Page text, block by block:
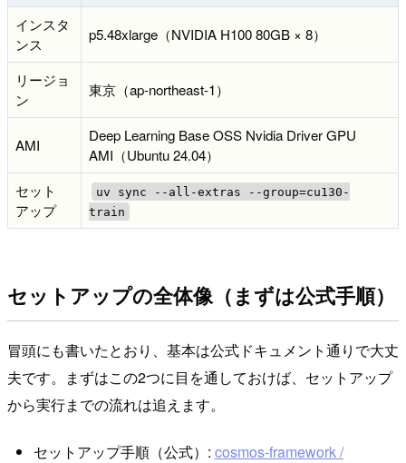
インスタ
ンス
p5.48xlarge（NVIDIA H100 80GB × 8）
リージョ
ン
東京（ap-northeast-1）
AMI
Deep Learning Base OSS Nvidia Driver GPU
AMI（Ubuntu 24.04）
セット
アップ
uv sync --all-extras --group=cu130-
train
セットアップの全体像（まずは公式手順）
冒頭にも書いたとおり、基本は公式ドキュメント通りで大丈
夫です。まずはこの2つに目を通しておけば、セットアップ
から実行までの流れは追えます。
セットアップ手順（公式）: cosmos-framework /